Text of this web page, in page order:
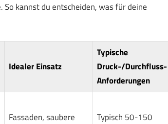
kannst du entscheiden, was für deine
Idealer Einsatz
Typische
Druck-/Durchfluss-
Anforderungen
Fassaden, saubere
Typisch 50-150